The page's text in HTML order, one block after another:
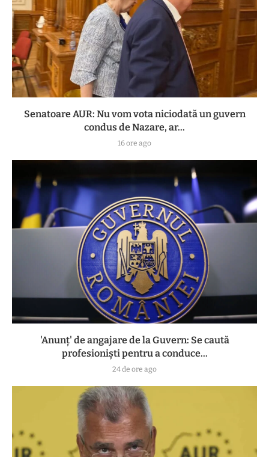
Senatoare AUR: Nu vom vota niciodată un guvern
condus de Nazare, ar...
16 ore ago
'Anunț' de angajare de la Guvern: Se caută
profesioniști pentru a conduce...
24 de ore ago